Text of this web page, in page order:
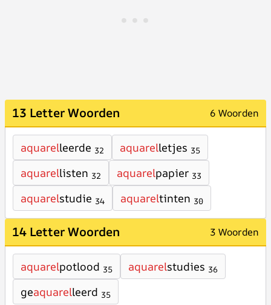
13 Letter Woorden 6 Woorden
aquarelleerde 32 aquarelletjes 35
aquarellisten 32 aquarelpapier 33
aquarelstudie 34 aquareltinten 30
14 Letter Woorden 3 Woorden
aquarelpotlood 35 aquarelstudies 36
geaquarelleerd 35